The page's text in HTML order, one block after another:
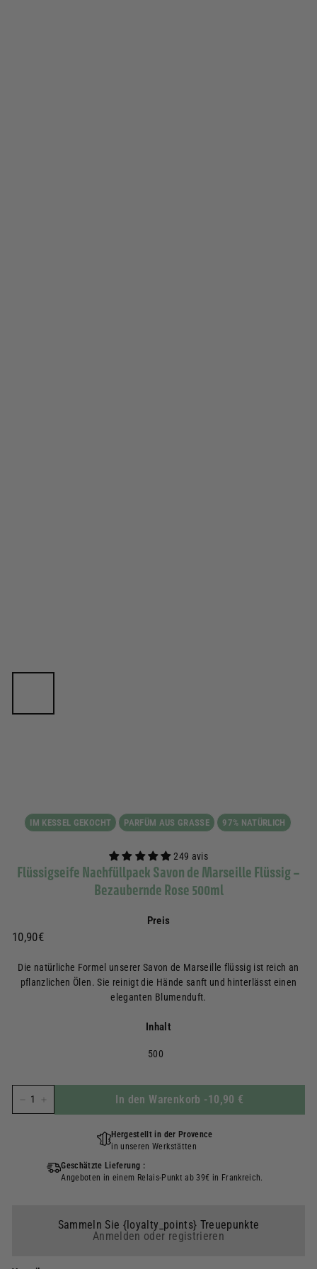
IM KESSEL GEKOCHT PARFÜM AUS GRASSE 97% NATÜRLICH
249 avis
Flüssigseife Nachfüllpack Savon de Marseille Flüssig –
Bezaubernde Rose 500ml
Preis
Prix
10,90€10,90€
Die natürliche Formel unserer Savon de Marseille flüssig ist reich an
pflanzlichen Ölen. Sie reinigt die Hände sanft und hinterlässt einen
eleganten Blumenduft.
Inhalt
500
In den Warenkorb -10,90 €
Hergestellt in der Provence
in unseren Werkstätten
Geschätzte Lieferung :
Angeboten in einem Relais-Punkt ab 39€ in Frankreich.
Sammeln Sie {loyalty_points} Treuepunkte
Anmelden oder registrieren